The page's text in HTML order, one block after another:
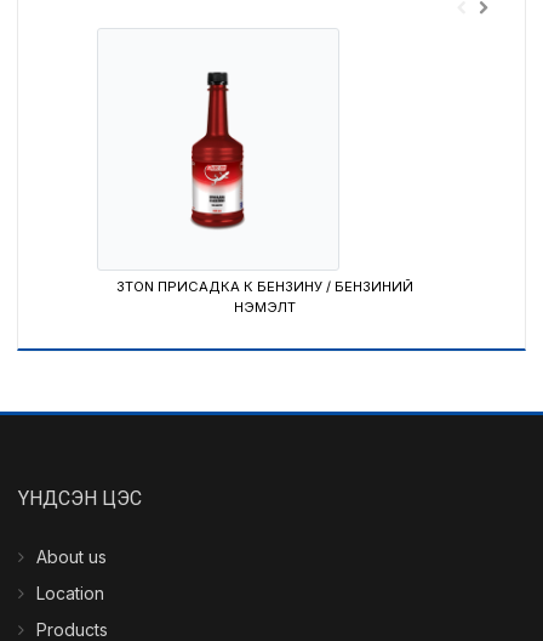
3TON ПРИСАДКА К БЕНЗИНУ / БЕНЗИНИЙ
ҮНДСЭН ЦЭС
About us
Location
Products